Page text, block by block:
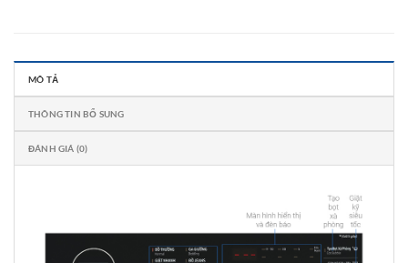
MÔ TẢ
THÔNG TIN BỔ SUNG
ĐÁNH GIÁ (0)